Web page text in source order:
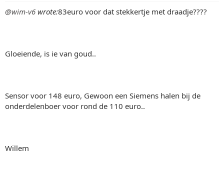
@wim-v6 wrote:83euro voor dat stekkertje met draadje????
Gloeiende, is ie van goud..
Sensor voor 148 euro, Gewoon een Siemens halen bij de
onderdelenboer voor rond de 110 euro..
Willem